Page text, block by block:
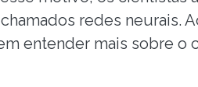
redes neurais.
entender mais sobre o